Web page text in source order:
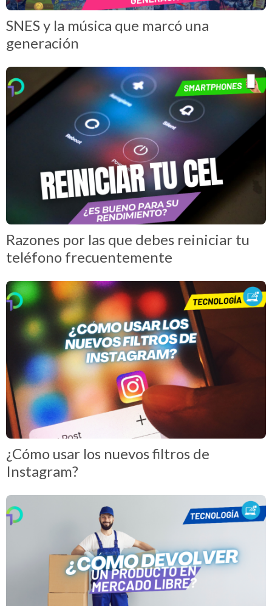
SNES y la música que marcó una
generación
Razones por las que debes reiniciar tu
teléfono frecuentemente
¿Cómo usar los nuevos filtros de
Instagram?